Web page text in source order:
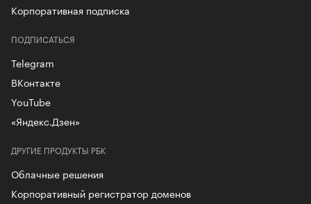
Корпоративная подписка
ДРУГИЕ ПРОДУКТЫ РБК
Облачные решения
Корпоративный регистратор доменов
ПОДПИСАТЬСЯ
Telegram
ВКонтакте
YouTube
«Яндекс.Дзен»